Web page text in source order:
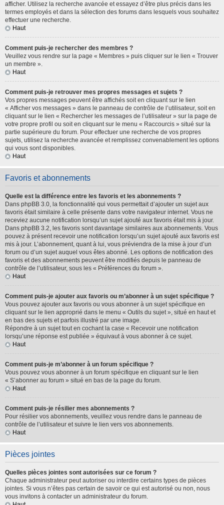
afficher. Utilisez la recherche avancée et essayez d’être plus précis dans les
termes employés et dans la sélection des forums dans lesquels vous souhaitez
effectuer une recherche.
Haut
Comment puis-je rechercher des membres ?
Veuillez vous rendre sur la page « Membres » puis cliquer sur le lien « Trouver
un membre ».
Haut
Comment puis-je retrouver mes propres messages et sujets ?
Vos propres messages peuvent être affichés soit en cliquant sur le lien
« Afficher vos messages » dans le panneau de contrôle de l’utilisateur, soit en
cliquant sur le lien « Rechercher les messages de l’utilisateur » sur la page de
votre propre profil ou soit en cliquant sur le menu « Raccourcis » situé sur la
partie supérieure du forum. Pour effectuer une recherche de vos propres
sujets, utilisez la recherche avancée et remplissez convenablement les options
qui vous sont disponibles.
Haut
Favoris et abonnements
Quelle est la différence entre les favoris et les abonnements ?
Dans phpBB 3.0, la fonctionnalité qui vous permettait d’ajouter un sujet aux
favoris était similaire à celle présente dans votre navigateur internet. Vous ne
receviez aucune notification lorsqu’un sujet ajouté aux favoris était mis à jour.
Dans phpBB 3.2, les favoris sont davantage similaires aux abonnements. Vous
pouvez à présent recevoir une notification lorsqu’un sujet ajouté aux favoris est
mis à jour. L’abonnement, quant à lui, vous préviendra de la mise à jour d’un
forum ou d’un sujet auquel vous êtes abonné. Les options de notification des
favoris et des abonnements peuvent être modifiés depuis le panneau de
contrôle de l’utilisateur, sous les « Préférences du forum ».
Haut
Comment puis-je ajouter aux favoris ou m’abonner à un sujet spécifique ?
Vous pouvez ajouter aux favoris ou vous abonner à un sujet spécifique en
cliquant sur le lien approprié dans le menu « Outils du sujet », situé en haut et
en bas des sujets et parfois illustré par une image.
Répondre à un sujet tout en cochant la case « Recevoir une notification
lorsqu’une réponse est publiée » équivaut à vous abonner à ce sujet.
Haut
Comment puis-je m’abonner à un forum spécifique ?
Vous pouvez vous abonner à un forum spécifique en cliquant sur le lien
« S’abonner au forum » situé en bas de la page du forum.
Haut
Comment puis-je résilier mes abonnements ?
Pour résilier vos abonnements, veuillez vous rendre dans le panneau de
contrôle de l’utilisateur et suivre le lien vers vos abonnements.
Haut
Pièces jointes
Quelles pièces jointes sont autorisées sur ce forum ?
Chaque administrateur peut autoriser ou interdire certains types de pièces
jointes. Si vous n’êtes pas certain de savoir ce qui est autorisé ou non, nous
vous invitons à contacter un administrateur du forum.